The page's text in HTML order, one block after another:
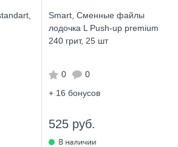
Smart, Сменные файлы
лодочка L Push-up premium
240 грит, 25 шт
0
0
+ 16 бонусов
525 руб.